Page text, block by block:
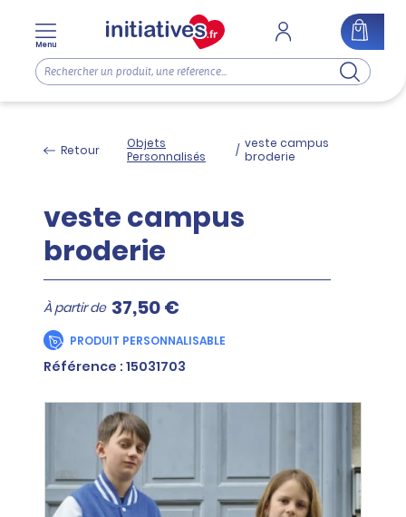
Menu
Retour
Objets
Personnalisés
/ veste campus
broderie
veste campus
broderie
À partir de 37,50 €
PRODUIT PERSONNALISABLE
Référence : 15031703